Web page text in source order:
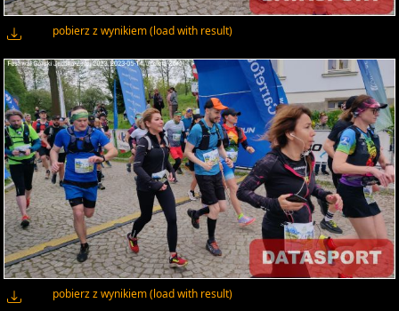
pobierz z wynikiem (load with result)
pobierz z wynikiem (load with result)